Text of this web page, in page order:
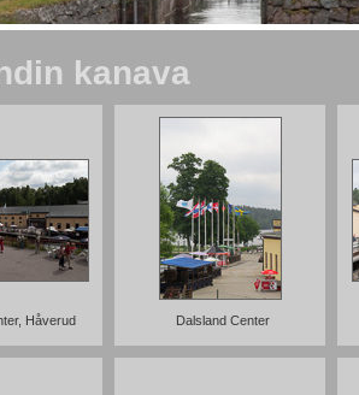
kanava
Håverud Dalsland Center